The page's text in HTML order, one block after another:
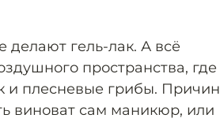
делают гель-лак. А всё
пространства, где
и плесневые грибы. Причин
виноват сам маникюр, или